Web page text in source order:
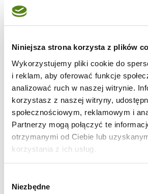
Niniejsza strona korzysta z plików
Wykorzystujemy pliki cookie do
i reklam, aby oferować funkcje
analizować ruch w naszej witrynie.
korzystasz z naszej witryny,
społecznościowym, reklamowym i
Partnerzy mogą połączyć te
otrzymanymi od Ciebie lub
korzystania z ich usług.
zgody
Niezbędne
SKŁADNIKI: